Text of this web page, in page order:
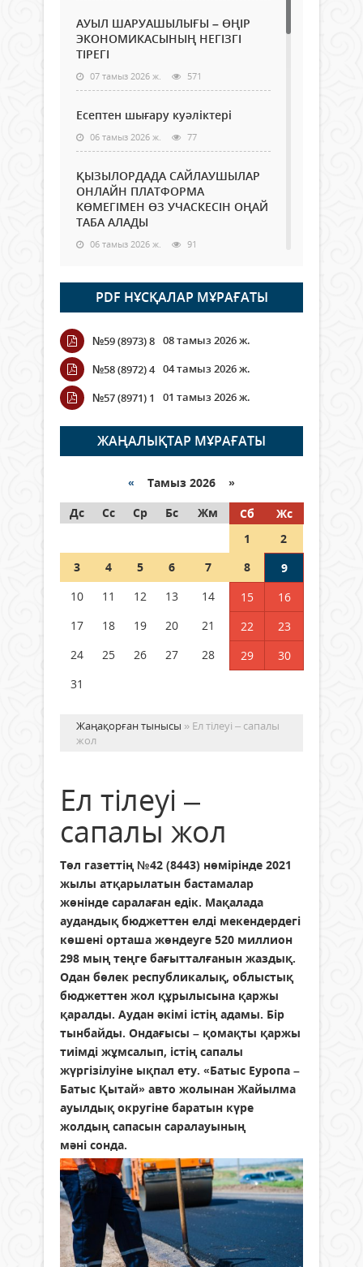
АУЫЛ ШАРУАШЫЛЫҒЫ – ӨҢІР
ЭКОНОМИКАСЫНЫҢ НЕГІЗГІ
ТІРЕГІ
07 тамыз 2026 ж. 571
Есептен шығару куәліктері
06 тамыз 2026 ж. 77
ҚЫЗЫЛОРДАДА САЙЛАУШЫЛАР
ОНЛАЙН ПЛАТФОРМА
КӨМЕГІМЕН ӨЗ УЧАСКЕСІН ОҢАЙ
ТАБА АЛАДЫ
06 тамыз 2026 ж. 91
Open Air: Қызылорда облысы
полиция департаменті 20
мыңнан астам көрерменнің
қауіпсіздігін қамтамасыз етті
06 тамыз 2026 ж.
Wi-Fi ҚАБЫРҒА АРҚЫЛЫ ҚАЛАЙ
ӨТЕДІ?
06 тамыз 2026 ж. 267
граждане Казахстана,
05 тамыз 2026 ж. 150
Шетелде жүрген Қазақстан
азаматтары қалай дауыс бере
PDF НҰСҚАЛАР МҰРАҒАТЫ
№59 (8973) 8 08 тамыз 2026 ж.
№58 (8972) 4 04 тамыз 2026 ж.
№57 (8971) 1
01 тамыз 2026 ж.
ЖАҢАЛЫҚТАР МҰРАҒАТЫ
« Тамыз 2026 »
Дс
Сс Ср Бс Жм Сб
Жс
1
2
3
4 5 6 7 8
9
10
11 12 13 14 15
16
17
18 19 20 21 22
23
24
25 26 27 28 29
30
31
Жаңақорған тынысы » Ел тілеуі – сапалы
жол
Ел тілеуі –
сапалы жол
Төл газеттің №42 (8443) нөмірінде 2021
жылы атқарылатын бастамалар
жөнінде саралаған едік. Мақалада
аудандық бюджеттен елді мекен­дердегі
көшені орташа жөндеуге 520 миллион
298 мың теңге бағытталғанын жаздық.
Одан бөлек республикалық, облыстық
бюджеттен жол құрылысына қаржы
қаралды. Аудан әкімі істің адамы. Бір
тынбайды. Ондағысы – қомақты қаржы
тиімді жұмсалып, істің сапалы
жүргізілуіне ықпал ету. «Батыс Еуропа –
Батыс Қытай» авто жолынан Жайылма
ауылдық округіне баратын күре
жолдың сапасын саралауының
мәні сонда.